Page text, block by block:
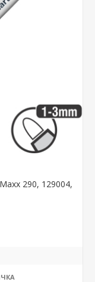
290, 129004,